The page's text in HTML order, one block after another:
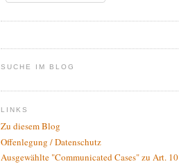
SUCHE IM BLOG
LINKS
Zu diesem Blog
Offenlegung / Datenschutz
Ausgewählte "Communicated Cases" zu Art. 10